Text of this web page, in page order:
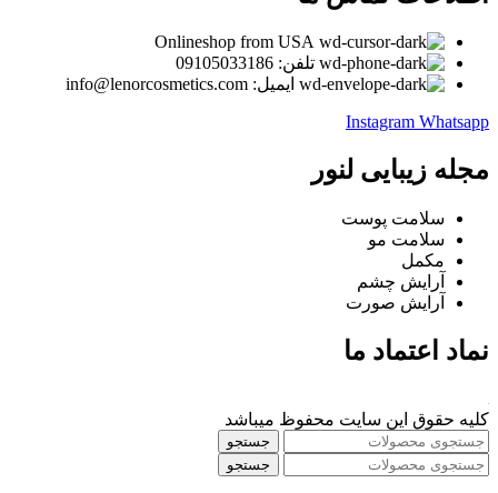
Onlineshop from USA
تلفن: 09105033186
ایمیل: info@lenorcosmetics.com
Instagram Whatsapp
مجله زیبایی لنور
سلامت پوست
سلامت مو
مکمل
آرایش چشم
آرایش صورت
نماد اعتماد ما
کلیه حقوق این سایت محفوظ میباشد
جستجو
جستجو